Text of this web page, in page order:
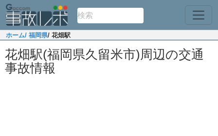
ホーム/ 福岡県/ 花畑駅
花畑駅(福岡県久留米市)周辺の交通
事故情報